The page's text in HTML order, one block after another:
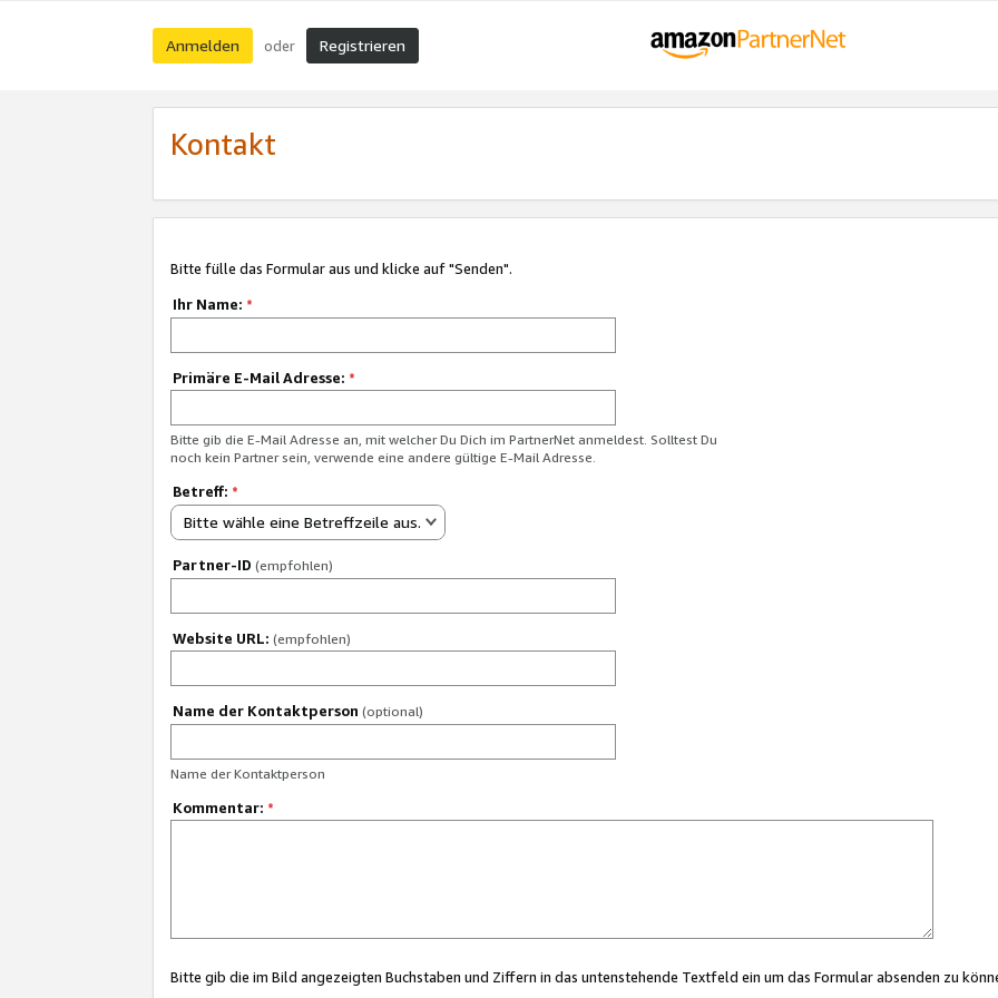
Anmelden oder Registrieren
Kontakt
Bitte fülle das Formular aus und klicke auf "Senden".
Ihr Name: *
Primäre E-Mail Adresse: *
Bitte gib die E-Mail Adresse an, mit welcher Du Dich im PartnerNet anmeldest. Solltest Du
noch kein Partner sein, verwende eine andere gültige E-Mail Adresse.
Betreff: *
Bitte wähle eine Betreffzeile aus.
Partner-ID (empfohlen)
Website URL: (empfohlen)
Name der Kontaktperson (optional)
Name der Kontaktperson
Kommentar: *
Bitte gib die im Bild angezeigten Buchstaben und Ziffern in das untenstehende Textfeld ein um das Formular absenden zu